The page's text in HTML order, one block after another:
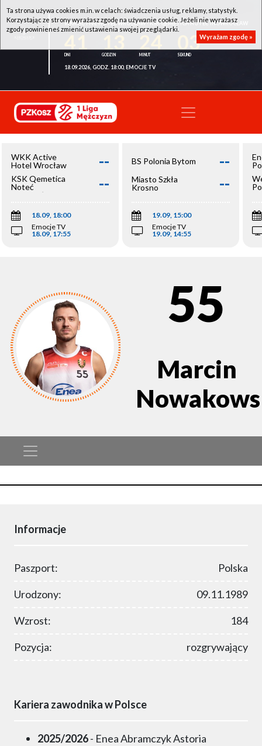
WKK ACTIVE HOTEL WROCŁAW - KSK QEMETICA NOTEĆ INOWROCŁAW
03
18.09.2026, GODZ. 18:00, EMOCJE TV
WKK Active
Hotel Wrocław
--
KSK Qemetica
Noteć
Inowrocław
--
18.09, 18:00
Emocje TV
18.09, 17:55
BS Polonia Bytom --
Miasto Szkła
Krosno
--
19.09, 15:00
Emocje TV
19.09, 14:55
55
Marcin
Informacje
Paszport: Polska
Urodzony: 09.11.1989
Wzrost: 184
Pozycja: rozgrywający
Kariera zawodnika w Polsce
2025/2026- Enea Abramczyk Astoria
Ta strona używa cookies m.in. w celach: świadczenia usług, reklamy, statystyk.
Korzystając ze strony wyrażasz zgodę na używanie cookie. Jeżeli nie wyrażasz
zgody powinieneś zmienić ustawienia swojej przeglądarki.
Wyrażam zgodę »